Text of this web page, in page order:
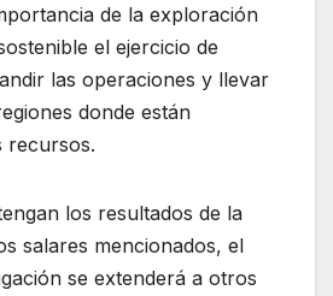
de la exploración
el ejercicio de
las operaciones y llevar
donde están
recursos.
los resultados de la
salares mencionados, el
se extenderá a otros